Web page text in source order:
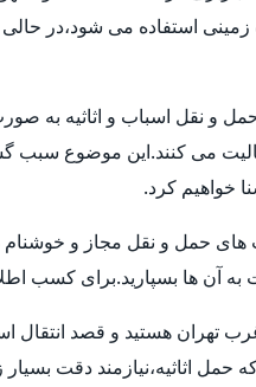
استفاده می شود،در
و نقل اسباب و اثاثیه به
می کنند.این موضوع سبب گشته
خواهیم کرد.
های حمل و نقل مجاز و
آن ها بسپارید.برای کسب
تهران هستید و قصد انتقال
حمل اثاثیه،نیازمند دقت